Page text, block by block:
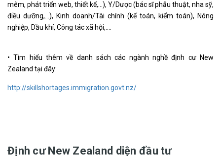
mêm, phát triển web, thiết kế,…), Y/Dược (bác sĩ phẫu thuật, nha sỹ,
điều dưỡng,…), Kinh doanh/Tài chính (kế toán, kiểm toán), Nông
nghiệp, Dầu khí, Công tác xã hội,….
• Tìm hiểu thêm về danh sách các ngành nghề định cư New
Zealand tại đây:
http://skillshortages.immigration.govt.nz/
Định cư New Zealand diện đầu tư